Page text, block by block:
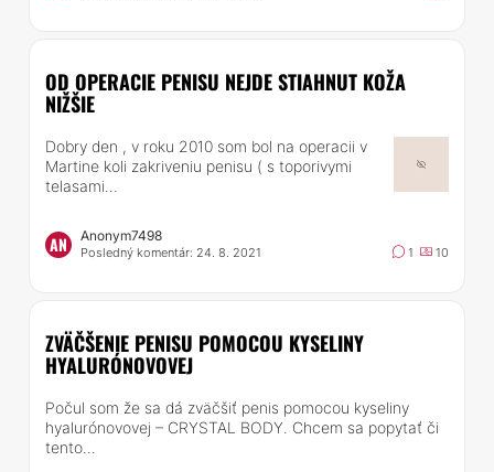
OD OPERACIE PENISU NEJDE STIAHNUT KOŽA
NIŽŠIE
Dobry den , v roku 2010 som bol na operacii v
Martine koli zakriveniu penisu ( s toporivymi
telasami...
AN Anonym7498
Posledný komentár: 24. 8. 2021 1 10
ZVÄČŠENIE PENISU POMOCOU KYSELINY
HYALURÓNOVOVEJ
Počul som že sa dá zväčšiť penis pomocou kyseliny
hyalurónovovej – CRYSTAL BODY. Chcem sa popytať či
tento...